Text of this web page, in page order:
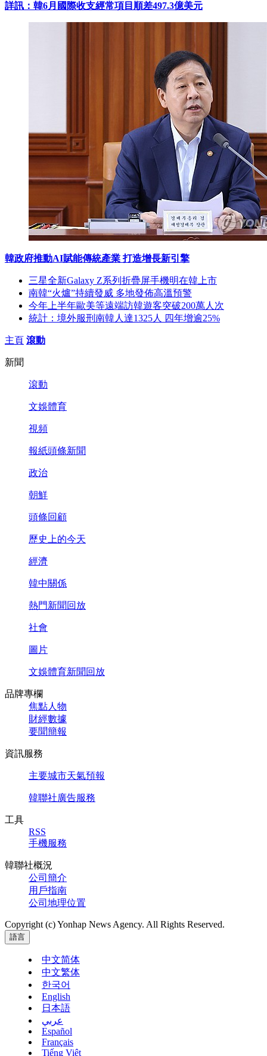
詳訊：韓6月國際收支經常項目順差497.3億美元
韓政府推動AI賦能傳統產業 打造增長新引擎
三星全新Galaxy Z系列折疊屏手機明在韓上市
南韓“火爐”持續發威 多地發佈高溫預警
今年上半年歐美等遠端訪韓遊客突破200萬人次
統計：境外服刑南韓人達1325人 四年增逾25%
主頁 滾動
新聞
滾動
文娛體育
視頻
報紙頭條新聞
政治
朝鮮
頭條回顧
歷史上的今天
經濟
韓中關係
熱門新聞回放
社會
圖片
文娛體育新聞回放
品牌專欄
焦點人物
財經數據
要聞簡報
資訊服務
主要城市天氣預報
韓聯社廣告服務
工具
RSS
手機服務
韓聯社概況
公司簡介
用戶指南
公司地理位置
Copyright (c) Yonhap News Agency. All Rights Reserved.
語言
中文简体
中文繁体
한국어
English
日本語
عربي
Español
Français
Tiếng Việt